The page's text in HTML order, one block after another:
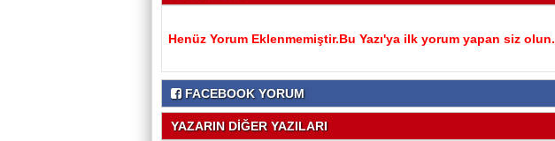
Henüz Yorum Eklenmemiştir.Bu Yazı'ya ilk yorum yapan siz olun.
FACEBOOK YORUM
YAZARIN DİĞER YAZILARI